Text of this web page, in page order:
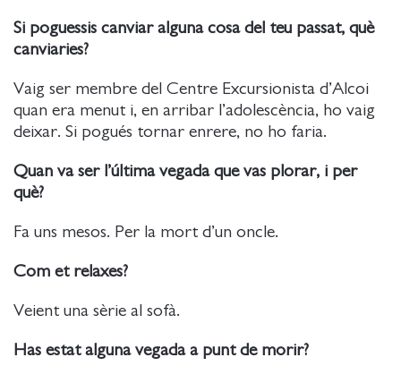
Si poguessis canviar alguna cosa del teu passat, què
canviaries?
Vaig ser membre del Centre Excursionista d’Alcoi
quan era menut i, en arribar l’adolescència, ho vaig
deixar. Si pogués tornar enrere, no ho faria.
Quan va ser l’última vegada que vas plorar, i per
què?
Fa uns mesos. Per la mort d’un oncle.
Com et relaxes?
Veient una sèrie al sofà.
Has estat alguna vegada a punt de morir?